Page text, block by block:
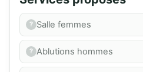
Salle femmes
Ablutions hommes